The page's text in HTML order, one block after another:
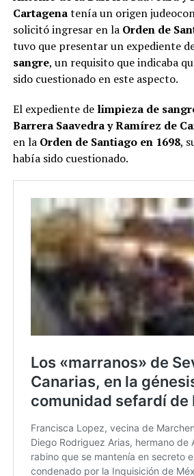
Cartagenatenía un origen
solicitó ingresar en la Orden de
tuvo que presentar un expediente
sangre, un requisito que indicaba
sido cuestionado en este aspecto​.
El expediente de limpieza de
Barrera Saavedra y Ramírez de
en la Orden de Santiago en 1698,
había sido cuestionado​.